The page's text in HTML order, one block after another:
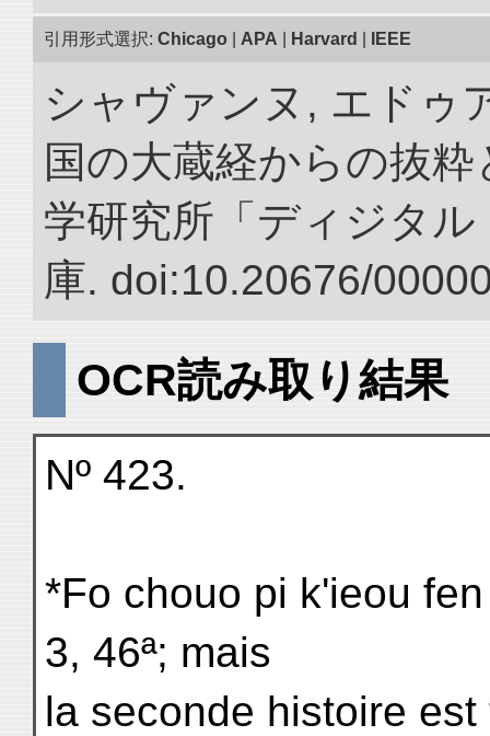
引用形式選択: Chicago APA Harvard IEEE
シャヴァンヌ, エドゥ
国の大蔵経からの抜
学研究所「ディジタ
庫. doi:10.20676/
OCR読み取り結果
Nº 423.
*Fo chouo pi k'ieou
3, 46ª; mais
la seconde histoire